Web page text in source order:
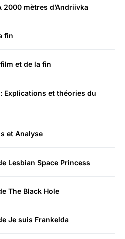
2000 mètres d’Andriivka
fin
et de la fin
Explications et théories du
et Analyse
Lesbian Space Princess
The Black Hole
Je suis Frankelda